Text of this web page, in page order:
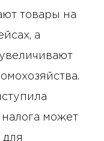
товары на
а
налога может
для